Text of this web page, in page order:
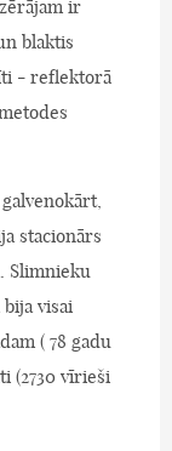
ir
blaktis
- reflektorā
stacionārs
Slimnieku
visai
( 78 gadu
(2730 vīrieši